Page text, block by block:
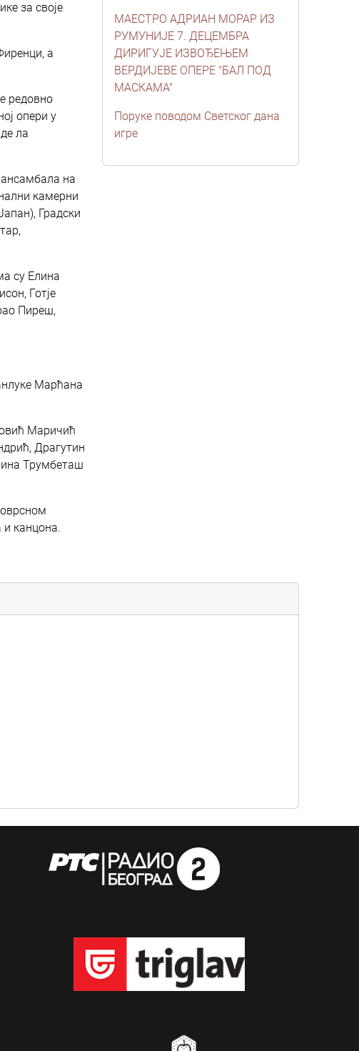
за своје
а
редовно
опери у
ла
ансамбала на
камерни
Градски
су Елина
Готје
Пиреш,
Марћана
Маричић
Драгутин
Трумбеташ
и канцона.
МАЕСТРО АДРИАН МОРАР ИЗ
РУМУНИЈЕ 7. ДЕЦЕМБРА
ДИРИГУЈЕ ИЗВОЂЕЊЕМ
ВЕРДИЈЕВЕ ОПЕРЕ "БАЛ ПОД
МАСКАМА"
Поруке поводом Светског дана
игре